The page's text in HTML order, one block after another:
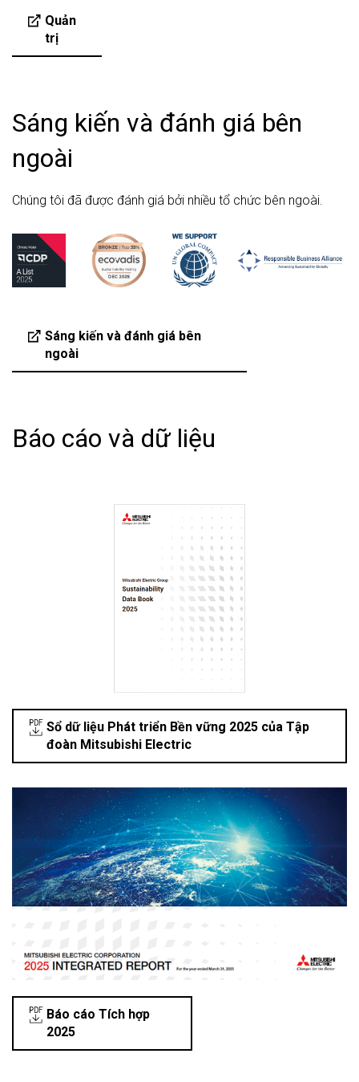
Quản
trị
Sáng kiến và đánh giá bên
ngoài
Chúng tôi đã được đánh giá bởi nhiều tổ chức bên ngoài.
Sáng kiến và đánh giá bên
ngoài
Báo cáo và dữ liệu
Sổ dữ liệu Phát triển Bền vững 2025 của Tập
đoàn Mitsubishi Electric
Báo cáo Tích hợp
2025